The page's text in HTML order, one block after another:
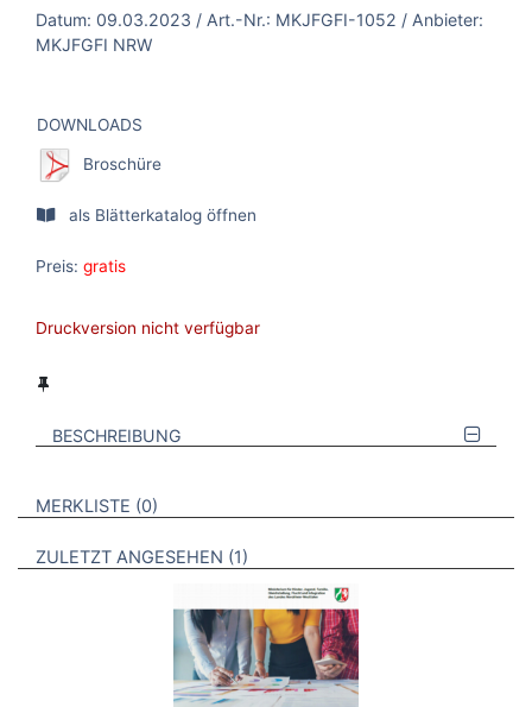
Datum: 09.03.2023 / Art.-Nr.: MKJFGFI-1052 / Anbieter:
MKJFGFI NRW
DOWNLOADS
Broschüre
als Blätterkatalog öffnen
Preis: gratis
Druckversion nicht verfügbar
BESCHREIBUNG
VERWEISE AUF VERMERKTE- ODER ZULETZT ANGESEHENE
MERKLISTE 0 BROSCHÜREN
ZULETZT ANGESEHEN 1 BROSCHÜREN